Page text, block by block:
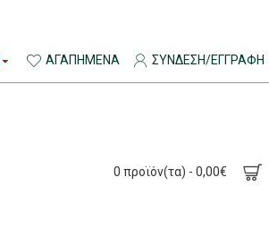
ΑΓΑΠΗΜΈΝΑ ΣΎΝΔΕΣΗ/ΕΓΓΡΑΦΉ
0 προϊόν(τα) - 0,00€